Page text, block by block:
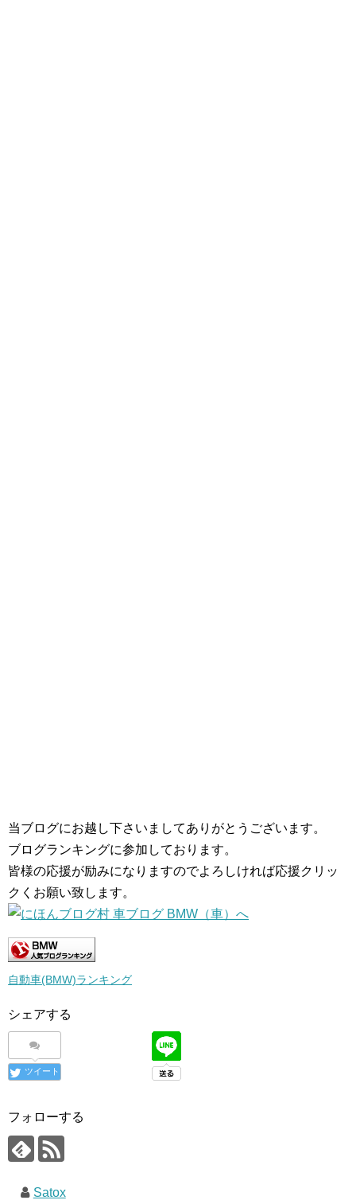
当ブログにお越し下さいましてありがとうございます。
ブログランキングに参加しております。
皆様の応援が励みになりますのでよろしければ応援クリッ
クくお願い致します。
自動車(BMW)ランキング
シェアする
ツイート
フォローする
Satox